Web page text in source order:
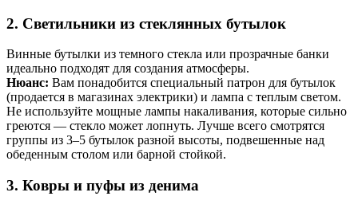
2. Светильники из стеклянных бутылок
Винные бутылки из темного стекла или прозрачные банки
идеально подходят для создания атмосферы.
Нюанс: Вам понадобится специальный патрон для бутылок
(продается в магазинах электрики) и лампа с теплым светом.
Не используйте мощные лампы накаливания, которые сильно
греются — стекло может лопнуть. Лучше всего смотрятся
группы из 3–5 бутылок разной высоты, подвешенные над
обеденным столом или барной стойкой.
3. Ковры и пуфы из денима